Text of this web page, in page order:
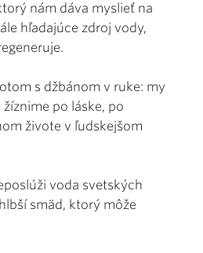
nám dáva myslieť na
hľadajúce zdroj vody,
s džbánom v ruke: my
po láske, po
živote v ľudskejšom
voda svetských
smäd, ktorý môže